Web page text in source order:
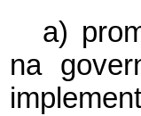
a)
na